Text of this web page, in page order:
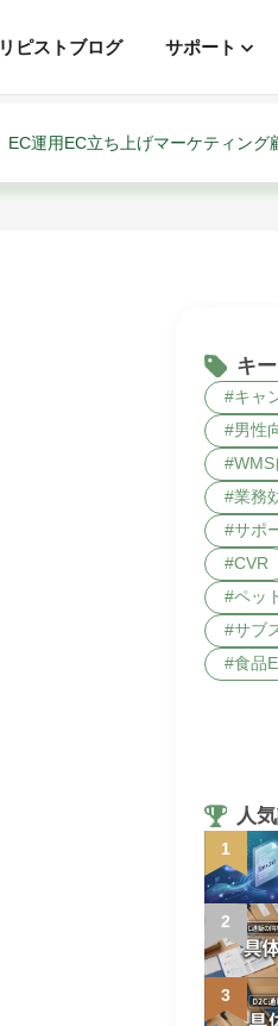
リピストブログ サポート
EC運用EC立ち上げマーケティング
キ
キャ
男性
業務
サポ
CVR
ペッ
サブ
食品
人